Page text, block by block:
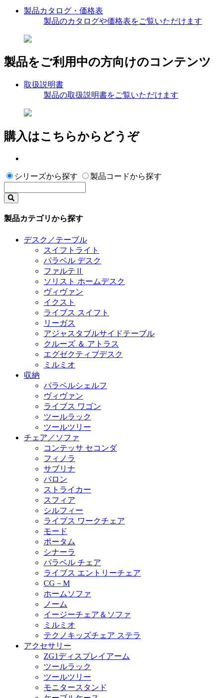
製品カタログ・価格表
製品のカタログや価格表をご覧いただけます
製品をご利用中の方向けのコンテンツ
取扱説明書
製品の取扱説明書をご覧いただけます
購入はこちらからどうぞ
シリーズから探す 製品コードから探す
製品カテゴリから探す
デスク／テーブル
スイフトライト
パラベル デスク
ファルテⅡ
ソリスト ホームデスク
ヴィヴァン
イクスト
ライブス スイフト
リーガス
アジャスタブルサイドテーブル
クルーズ ＆ アトラス
エグゼクティブデスク
ミルミオ
収納
パラベルシェルフ
ヴィヴァン
ライブス ワゴン
ツールラック
ツールツリー
チェア／ソファ
コンテッサ セコンダ
フィノラ
サブリナ
バロン
ストライカー
スフィア
シルフィー
ライブス ワークチェア
モード
ポータム
シナーラ
パラベル チェア
ライブス エントリーチェア
CG－M
ホームソファ
ノーム
イージーチェア＆ソファ
ミルミオ
テクノキッズチェア ステラ
アクセサリー
ZG1ディスプレイアーム
ツールラック
ツールツリー
モニタースタンド